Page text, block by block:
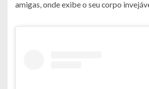
amigas, onde exibe o seu corpo